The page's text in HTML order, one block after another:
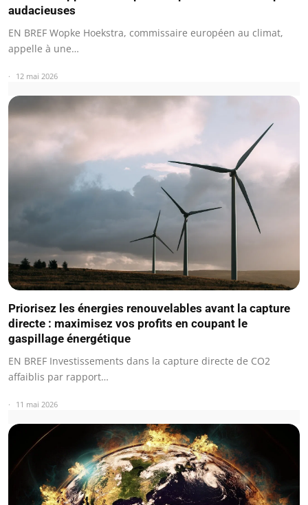
audacieuses
EN BREF Wopke Hoekstra, commissaire européen au climat,
appelle à une…
12 mai 2026
Priorisez les énergies renouvelables avant la capture
directe : maximisez vos profits en coupant le
gaspillage énergétique
EN BREF Investissements dans la capture directe de CO2
affaiblis par rapport…
11 mai 2026